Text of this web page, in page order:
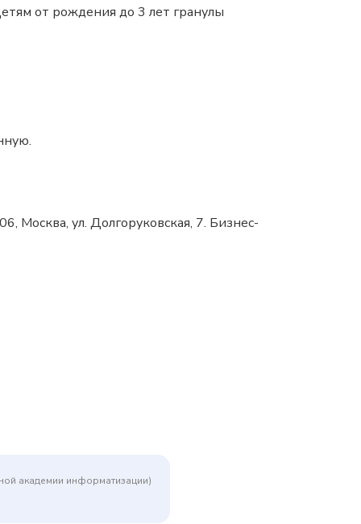
от рождения до 3 лет гранулы
Москва, ул. Долгоруковская, 7. Бизнес-
академии информатизации)